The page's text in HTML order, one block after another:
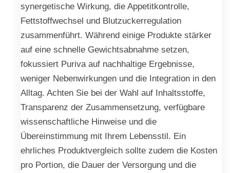
synergetische Wirkung, die Appetitkontrolle,
Fettstoffwechsel und Blutzuckerregulation
zusammenführt. Während einige Produkte stärker
auf eine schnelle Gewichtsabnahme setzen,
fokussiert Puriva auf nachhaltige Ergebnisse,
weniger Nebenwirkungen und die Integration in den
Alltag. Achten Sie bei der Wahl auf Inhaltsstoffe,
Transparenz der Zusammensetzung, verfügbare
wissenschaftliche Hinweise und die
Übereinstimmung mit Ihrem Lebensstil. Ein
ehrliches Produktvergleich sollte zudem die Kosten
pro Porti­on, die Dauer der Versorgung und die